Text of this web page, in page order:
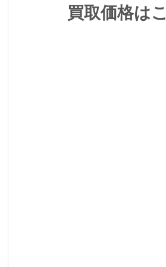
買取価格は